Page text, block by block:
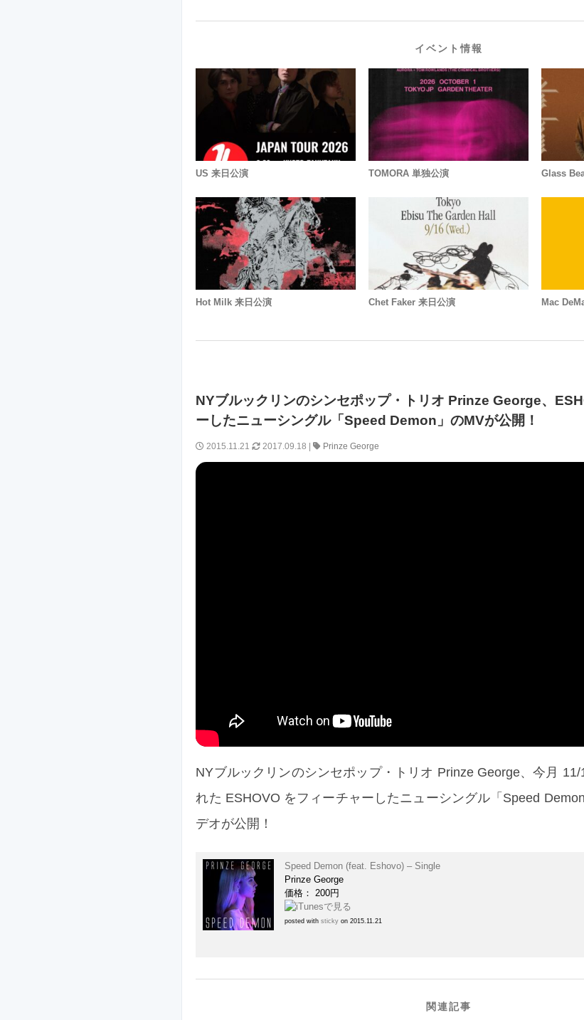
イベント情報
US 来日公演 TOMORA 単独公演 Glass
Hot Milk 来日公演 Chet Faker 来日公演 Mac
NYブルックリンのシンセポップ・トリオ Prinze George、
ーしたニューシングル「Speed Demon」のMVが公開！
2015.11.21 2017.09.18 | Prinze George
NYブルックリンのシンセポップ・トリオ Prinze George、今月 11/
れた ESHOVO をフィーチャーしたニューシングル「Speed
デオが公開！
Speed Demon (feat. Eshovo) – Single
Prinze George
価格： 200円
posted withsticky on 2015.11.21
関連記事